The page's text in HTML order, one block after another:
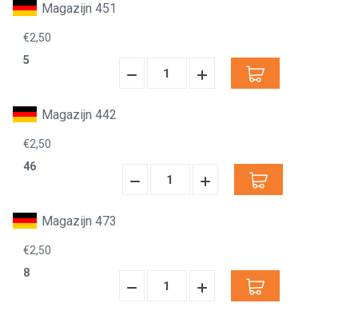
Magazijn 451
€2,50
5
Hoeveelheid
Hoeveelheid
Magazijn 442
€2,50
46
Hoeveelheid
Hoeveelheid
Magazijn 473
€2,50
8
Hoeveelheid
Hoeveelheid